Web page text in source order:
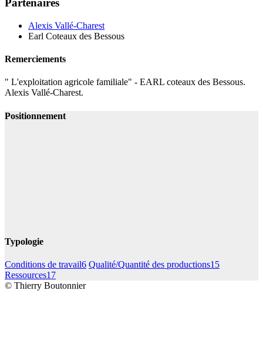
Partenaires
Alexis Vallé-Charest
Earl Coteaux des Bessous
Remerciements
" L'exploitation agricole familiale" - EARL coteaux des Bessous.
Alexis Vallé-Charest.
Positionnement
Typologie
Conditions de travail6 Qualité/Quantité des productions15
Ressources17
© Thierry Boutonnier